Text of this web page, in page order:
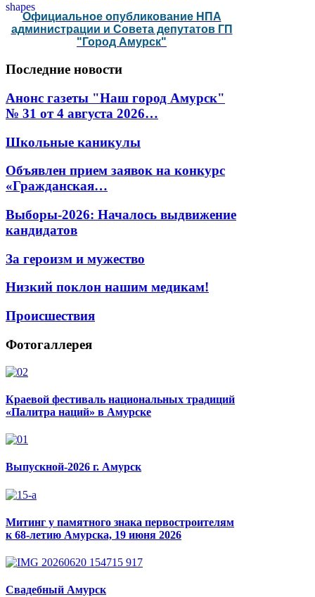
Официальное опубликование НПА
администрации и Совета депутатов ГП
"Город Амурск"
Последние новости
Анонс газеты "Наш город Амурск"
№ 31 от 4 августа 2026…
Школьные каникулы
Объявлен прием заявок на конкурс
«Гражданская…
Выборы-2026: Началось выдвижение
кандидатов
За героизм и мужество
Низкий поклон нашим медикам!
Происшествия
Фотогаллерея
Краевой фестиваль национальных традиций
«Палитра наций» в Амурске
Выпускной-2026 г. Амурск
Митинг у памятного знака первостроителям
к 68-летию Амурска, 19 июня 2026
Свадебный Амурск